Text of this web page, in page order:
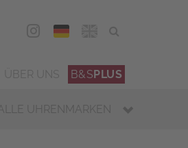
DEU
B&SPLUS
ALLE UHRENMARKEN